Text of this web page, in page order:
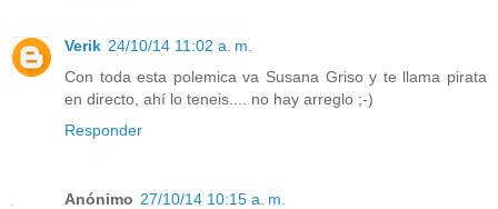
Verik 24/10/14 11:02 a. m.
Con toda esta polemica va Susana Griso y te llama pirata
en directo, ahí lo teneis.... no hay arreglo ;-)
Responder
Anónimo 27/10/14 10:15 a. m.